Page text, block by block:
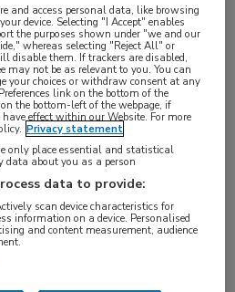
en glial fibrillary acidic
voor
die meetbaar zijn in serum.
zien dat het serumniveau
na het begin van MS-
is met ziekteprogressie
de optimale
and access personal data, like browsing
device. Selecting "I Accept" enables
the purposes shown under "we and our
whereas selecting "Reject All" or
disable them. If trackers are disabled,
may not be as relevant to you. You can
your choices or withdraw consent at any
link on the bottom of the
the bottom-left of the webpage, if
effect within our Website. For more
Privacy statement
only place essential and statistical
data about you as a person
data to provide:
scan device characteristics for
information on a device. Personalised
and content measurement, audience